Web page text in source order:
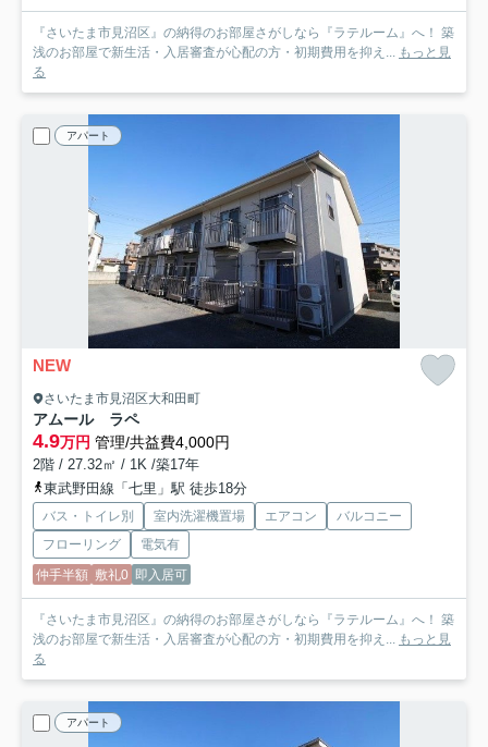
『さいたま市見沼区』の納得のお部屋さがしなら『ラテルーム』へ！ 築
浅のお部屋で新生活・入居審査が心配の方・初期費用を抑え... もっと見
る
アパート
NEW
さいたま市見沼区大和田町
アムール ラペ
4.9万円 管理/共益費4,000円
2階 / 27.32㎡ / 1K /築17年
東武野田線「七里」駅 徒歩18分
バス・トイレ別 室内洗濯機置場 エアコン
バルコニー
フローリング
電気有
仲手半額 敷礼0 即入居可
『さいたま市見沼区』の納得のお部屋さがしなら『ラテルーム』へ！ 築
浅のお部屋で新生活・入居審査が心配の方・初期費用を抑え... もっと見
る
アパート